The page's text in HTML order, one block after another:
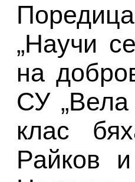
„Научи
на
СУ „Вела
клас
Райков и